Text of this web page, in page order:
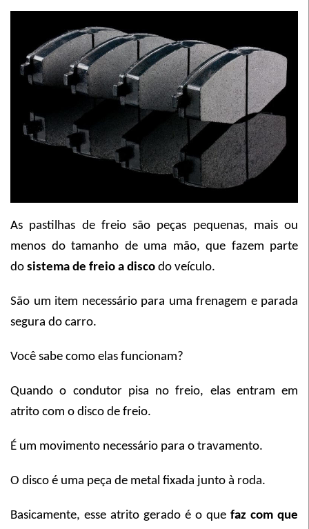
As pastilhas de freio são peças pequenas, mais ou
menos do tamanho de uma mão, que fazem parte
do sistema de freio a disco do veículo.
São um item necessário para uma frenagem e parada
segura do carro.
Você sabe como elas funcionam?
Quando o condutor pisa no freio, elas entram em
atrito com o disco de freio.
É um movimento necessário para o travamento.
O disco é uma peça de metal fixada junto à roda.
Basicamente, esse atrito gerado é o que faz com que